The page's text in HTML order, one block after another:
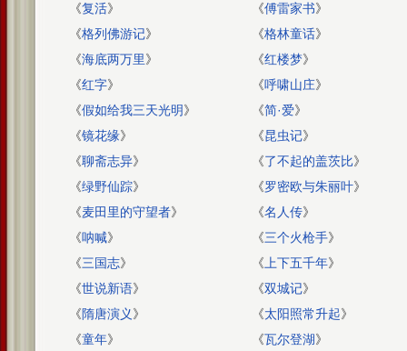
《复活》 《傅雷家书》
《格列佛游记》 《格林童话》
《海底两万里》 《红楼梦》
《红字》 《呼啸山庄》
《假如给我三天光明》 《简·爱》
《镜花缘》 《昆虫记》
《聊斋志异》 《了不起的盖茨比》
《绿野仙踪》 《罗密欧与朱丽叶》
《麦田里的守望者》 《名人传》
《呐喊》 《三个火枪手》
《三国志》 《 上下五千年》
《世说新语》 《双城记》
《隋唐演义》 《太阳照常升起》
《童年》 《瓦尔登湖》